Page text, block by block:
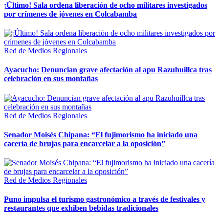
¡Último! Sala ordena liberación de ocho militares investigados
por crímenes de jóvenes en Colcabamba
Red de Medios Regionales
Ayacucho: Denuncian grave afectación al apu Razuhuillca tras
celebración en sus montañas
Red de Medios Regionales
Senador Moisés Chipana: “El fujimorismo ha iniciado una
cacería de brujas para encarcelar a la oposición”
Red de Medios Regionales
Puno impulsa el turismo gastronómico a través de festivales y
restaurantes que exhiben bebidas tradicionales